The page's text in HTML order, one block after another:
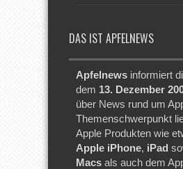
DAS IST APFELNEWS
Apfelnews informiert
dem 13. Dezember
über News rund um
Themenschwerpunkt
Apple Produkten wie
Apple iPhone, iPad
Macs als auch dem